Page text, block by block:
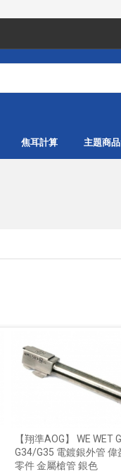
焦耳計算 主題商品
【翔準AOG】 WE WET
G34/G35 電鍍銀外管 偉
零件 金屬槍管 銀色